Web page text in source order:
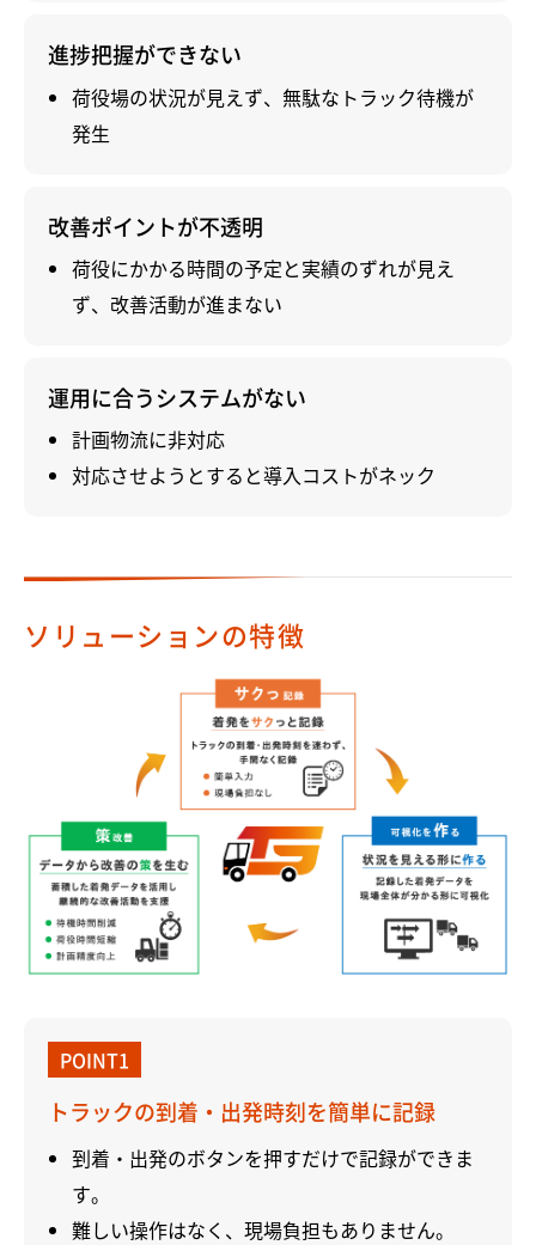
進捗把握ができない
荷役場の状況が見えず、無駄なトラック待機が
発生
改善ポイントが不透明
荷役にかかる時間の予定と実績のずれが見え
ず、改善活動が進まない
運用に合うシステムがない
計画物流に非対応
対応させようとすると導入コストがネック
ソリューションの特徴
POINT1
トラックの到着・出発時刻を簡単に記録
到着・出発のボタンを押すだけで記録ができま
す。
難しい操作はなく、現場負担もありません。